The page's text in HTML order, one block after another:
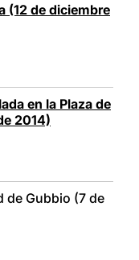
(12 de diciembre
en la Plaza de
2014)
de Gubbio (7 de